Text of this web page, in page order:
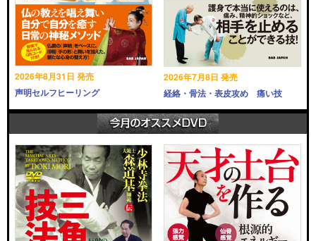
2026年8月31日 発売
声明セルフヒーリング
2026年7月8日 発売
経絡・骨法・表皮攻め 痛い技